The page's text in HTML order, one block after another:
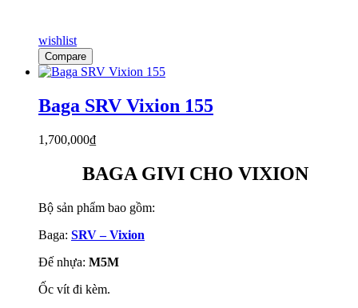
wishlist
Compare
Baga SRV Vixion 155
1,700,000₫
BAGA GIVI CHO VIXION
Bộ sản phẩm bao gồm:
Baga: SRV – Vixion
Đế nhựa: M5M
Ốc vít đi kèm.